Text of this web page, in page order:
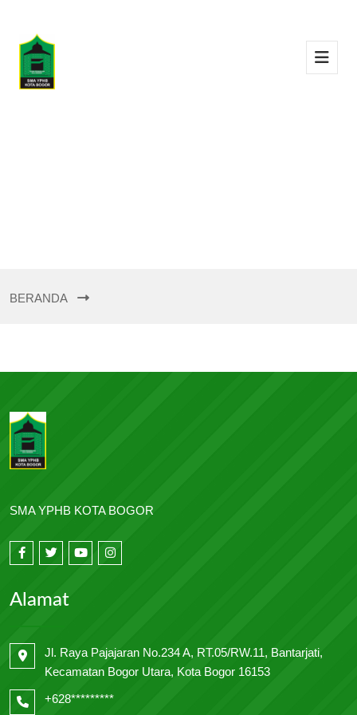
BERANDA
SMA YPHB KOTA BOGOR
Alamat
Jl. Raya Pajajaran No.234 A, RT.05/RW.11, Bantarjati,
Kecamatan Bogor Utara, Kota Bogor 16153
+628*********